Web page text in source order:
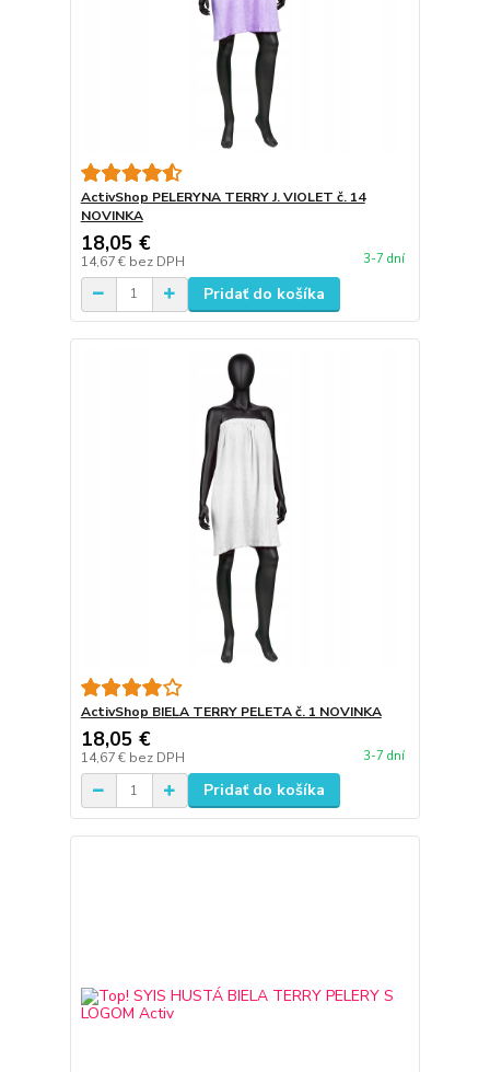
ActivShop PELERYNA TERRY J. VIOLET č. 14
NOVINKA
18,05 €
14,67 € bez DPH 3-7 dní
Pridať do košíka
ActivShop BIELA TERRY PELETA č. 1 NOVINKA
18,05 €
14,67 € bez DPH 3-7 dní
Pridať do košíka